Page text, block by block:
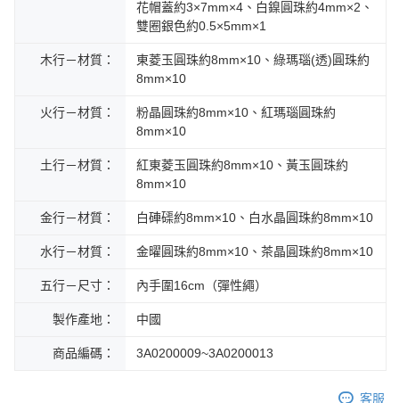
花帽蓋約3×7mm×4、白鎳圓珠約4mm×2、
雙圈銀色約0.5×5mm×1
木行－材質：
東菱玉圓珠約8mm×10、綠瑪瑙(透)圓珠約
8mm×10
火行－材質：
粉晶圓珠約8mm×10、紅瑪瑙圓珠約
8mm×10
土行－材質：
紅東菱玉圓珠約8mm×10、黃玉圓珠約
8mm×10
金行－材質： 白硨磲約8mm×10、白水晶圓珠約8mm×10
水行－材質： 金曜圓珠約8mm×10、茶晶圓珠約8mm×10
五行－尺寸： 內手圍16cm（彈性繩）
製作產地： 中國
商品編碼： 3A0200009~3A0200013
客服